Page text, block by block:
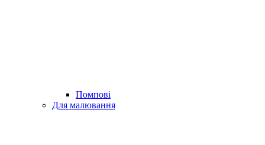
Помпові
Для малювання